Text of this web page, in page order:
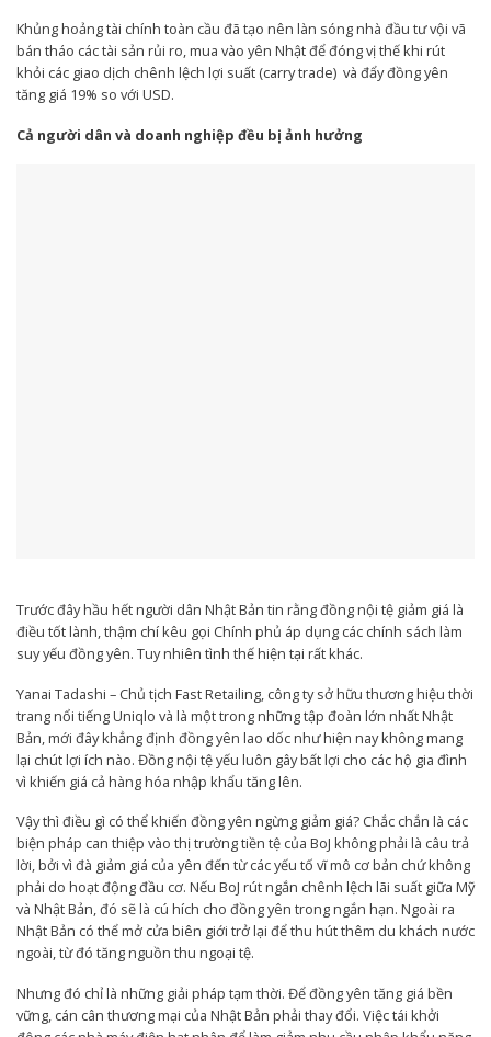
Khủng hoảng tài chính toàn cầu đã tạo nên làn sóng nhà đầu tư vội vã
bán tháo các tài sản rủi ro, mua vào yên Nhật để đóng vị thế khi rút
khỏi các giao dịch chênh lệch lợi suất (carry trade) và đẩy đồng yên
tăng giá 19% so với USD.
Cả người dân và doanh nghiệp đều bị ảnh hưởng
Trước đây hầu hết người dân Nhật Bản tin rằng đồng nội tệ giảm giá là
điều tốt lành, thậm chí kêu gọi Chính phủ áp dụng các chính sách làm
suy yếu đồng yên. Tuy nhiên tình thế hiện tại rất khác.
Yanai Tadashi – Chủ tịch Fast Retailing, công ty sở hữu thương hiệu thời
trang nổi tiếng Uniqlo và là một trong những tập đoàn lớn nhất Nhật
Bản, mới đây khẳng định đồng yên lao dốc như hiện nay không mang
lại chút lợi ích nào. Đồng nội tệ yếu luôn gây bất lợi cho các hộ gia đình
vì khiến giá cả hàng hóa nhập khẩu tăng lên.
Vậy thì điều gì có thể khiến đồng yên ngừng giảm giá? Chắc chắn là các
biện pháp can thiệp vào thị trường tiền tệ của BoJ không phải là câu trả
lời, bởi vì đà giảm giá của yên đến từ các yếu tố vĩ mô cơ bản chứ không
phải do hoạt động đầu cơ. Nếu BoJ rút ngắn chênh lệch lãi suất giữa Mỹ
và Nhật Bản, đó sẽ là cú hích cho đồng yên trong ngắn hạn. Ngoài ra
Nhật Bản có thể mở cửa biên giới trở lại để thu hút thêm du khách nước
ngoài, từ đó tăng nguồn thu ngoại tệ.
Nhưng đó chỉ là những giải pháp tạm thời. Để đồng yên tăng giá bền
vững, cán cân thương mại của Nhật Bản phải thay đổi. Việc tái khởi